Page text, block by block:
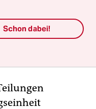
Schon dabei!